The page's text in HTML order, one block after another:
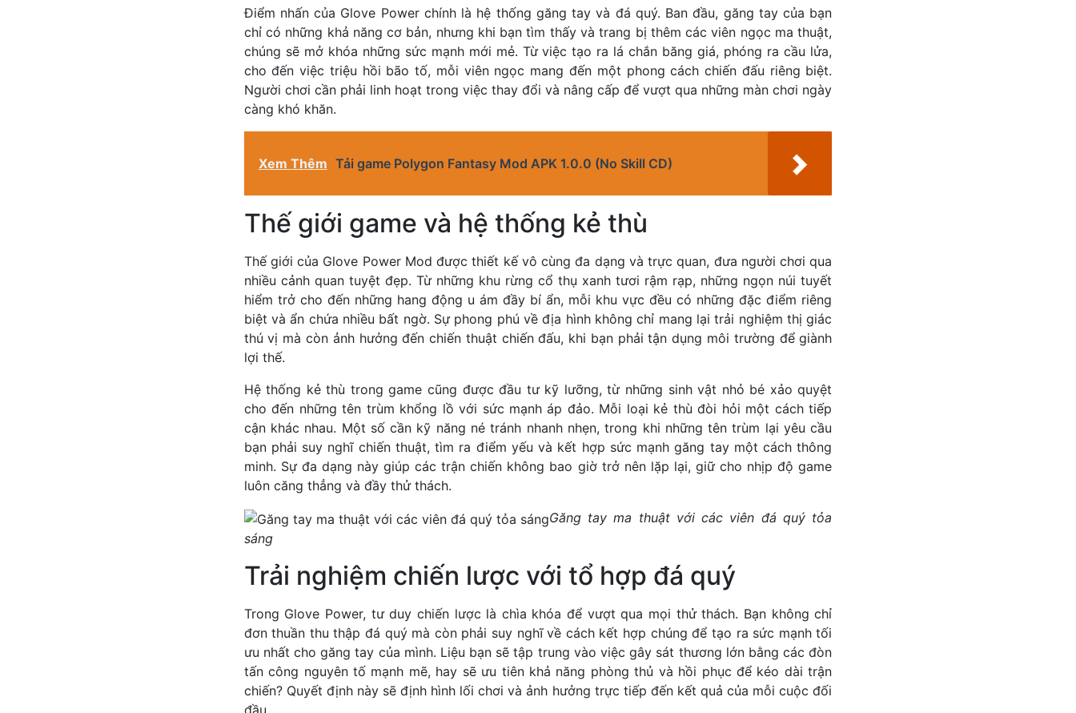
Điểm nhấn của Glove Power chính là hệ thống găng tay và đá quý. Ban đầu, găng tay của bạn
chỉ có những khả năng cơ bản, nhưng khi bạn tìm thấy và trang bị thêm các viên ngọc ma thuật,
chúng sẽ mở khóa những sức mạnh mới mẻ. Từ việc tạo ra lá chắn băng giá, phóng ra cầu lửa,
cho đến việc triệu hồi bão tố, mỗi viên ngọc mang đến một phong cách chiến đấu riêng biệt.
Người chơi cần phải linh hoạt trong việc thay đổi và nâng cấp để vượt qua những màn chơi ngày
càng khó khăn.
Xem Thêm Tải game Polygon Fantasy Mod APK 1.0.0 (No Skill CD)
Thế giới game và hệ thống kẻ thù
Thế giới của Glove Power Mod được thiết kế vô cùng đa dạng và trực quan, đưa người chơi qua
nhiều cảnh quan tuyệt đẹp. Từ những khu rừng cổ thụ xanh tươi rậm rạp, những ngọn núi tuyết
hiểm trở cho đến những hang động u ám đầy bí ẩn, mỗi khu vực đều có những đặc điểm riêng
biệt và ẩn chứa nhiều bất ngờ. Sự phong phú về địa hình không chỉ mang lại trải nghiệm thị giác
thú vị mà còn ảnh hưởng đến chiến thuật chiến đấu, khi bạn phải tận dụng môi trường để giành
lợi thế.
Hệ thống kẻ thù trong game cũng được đầu tư kỹ lưỡng, từ những sinh vật nhỏ bé xảo quyệt
cho đến những tên trùm khổng lồ với sức mạnh áp đảo. Mỗi loại kẻ thù đòi hỏi một cách tiếp
cận khác nhau. Một số cần kỹ năng né tránh nhanh nhẹn, trong khi những tên trùm lại yêu cầu
bạn phải suy nghĩ chiến thuật, tìm ra điểm yếu và kết hợp sức mạnh găng tay một cách thông
minh. Sự đa dạng này giúp các trận chiến không bao giờ trở nên lặp lại, giữ cho nhịp độ game
luôn căng thẳng và đầy thử thách.
Găng tay ma thuật với các viên đá quý tỏa
sáng
Trải nghiệm chiến lược với tổ hợp đá quý
Trong Glove Power, tư duy chiến lược là chìa khóa để vượt qua mọi thử thách. Bạn không chỉ
đơn thuần thu thập đá quý mà còn phải suy nghĩ về cách kết hợp chúng để tạo ra sức mạnh tối
ưu nhất cho găng tay của mình. Liệu bạn sẽ tập trung vào việc gây sát thương lớn bằng các đòn
tấn công nguyên tố mạnh mẽ, hay sẽ ưu tiên khả năng phòng thủ và hồi phục để kéo dài trận
chiến? Quyết định này sẽ định hình lối chơi và ảnh hưởng trực tiếp đến kết quả của mỗi cuộc đối
đầu.